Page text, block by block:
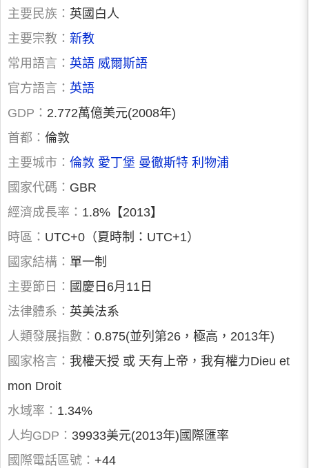
主要民族： 英國白人
主要宗教： 新教
常用語言： 英語 威爾斯語
官方語言： 英語
GDP： 2.772萬億美元(2008年)
首都： 倫敦
主要城市： 倫敦 愛丁堡 曼徹斯特 利物浦
國家代碼： GBR
經濟成長率： 1.8%【2013】
時區： UTC+0（夏時制：UTC+1）
國家結構： 單一制
主要節日： 國慶日6月11日
法律體系： 英美法系
人類發展指數： 0.875(並列第26，極高，2013年)
國家格言： 我權天授 或 天有上帝，我有權力Dieu et
mon Droit
水域率： 1.34%
人均GDP： 39933美元(2013年)國際匯率
國際電話區號： +44